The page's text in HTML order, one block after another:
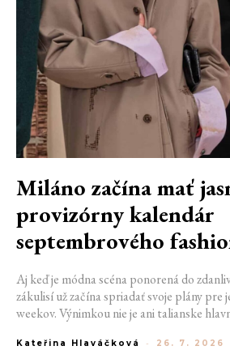
Miláno začína mať
provizórny kalendár
septembrového
Aj keď je módna scéna ponorená do
zákulisí už začína spriadať svoje plány pre
weekov. Výnimkou nie je ani talianske
od 22. do 28. septembra privíta tradičné
Kateřina Hlaváčková - 26. 7. 2026